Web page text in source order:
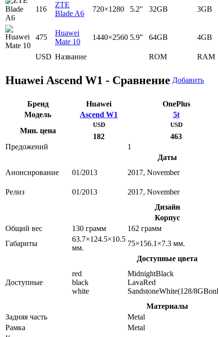
USD Название ROM RAM
116
ZTE
Blade A6
720×1280 5.2" 32GB 3GB
475
Huawei
Mate 10
1440×2560 5.9" 64GB 4GB
Huawei Ascend W1 - Сравнение Добавить
Бренд Huawei
OnePlus
Модель
Ascend W1
5t
Мин. цена
USD
182
USD
463
Предожений
1
Даты
Анонсирование
01/2013 2017, November
Релиз 01/2013
2017, November
Дизайн
Корпус
Общий вес
130 грамм
162 грамм
Габариты
63.7×124.5×10.5
мм.
75×156.1×7.3 мм.
Доступные цвета
Доступные
red
black
white
MidnightBlack
LavaRed
SandstoneWhite(128/
Материалы
Задняя часть
Metal
Рамка
Metal